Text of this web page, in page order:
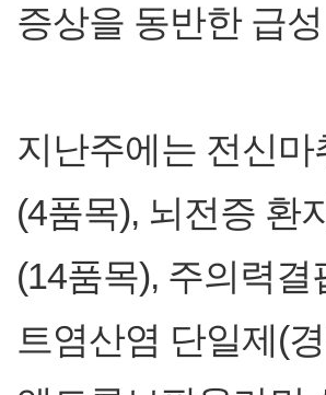
증상을 동반한 급
지난주에는 전신
(4품목), 뇌전증 환
(14품목), 주의력
트염산염 단일제(